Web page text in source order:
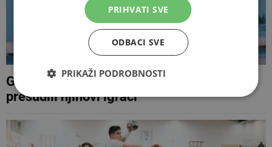
GOŠK pobijedio Zrinjski, 'Plemićima'
presudili njihovi igrači
PRIHVATI SVE
ODBACI SVE
PRIKAŽI PODROBNOSTI